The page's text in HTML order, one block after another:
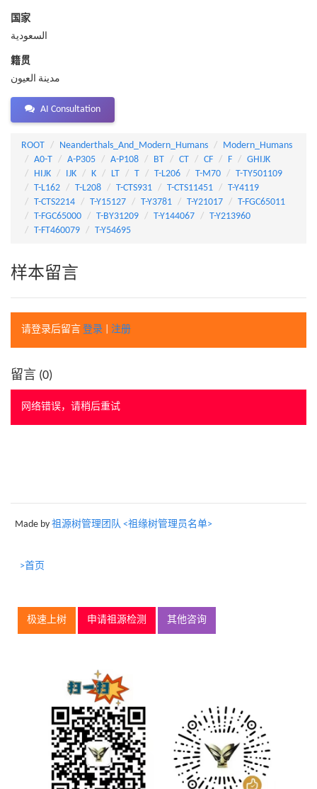
国家
السعودية
籍贯
مدينة العيون
AI Consultation
ROOT Neanderthals_And_Modern_Humans
Modern_Humans
A0-T
A-P305 A-P108 BT CT CF F
GHIJK
HIJK
IJK K LT T T-L206 T-M70
T-TY501109
T-L162
T-L208 T-CTS931 T-CTS11451
T-Y4119
T-CTS2214
T-Y15127 T-Y3781 T-Y21017
T-FGC65011
T-FGC65000
T-BY31209 T-Y144067
T-Y213960
T-FT460079
T-Y54695
样本留言
请登录后留言 登录 注册
留言 (0)
网络错误，请稍后重试
Made by 祖源树管理团队 <祖缘树管理员名单>
>首页
极速上树 申请祖源检测 其他咨询